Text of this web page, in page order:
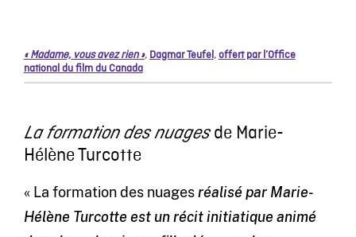
« Madame, vous avez rien », Dagmar Teufel,offert par l’Office
national du film du Canada
La formation des nuagesde Marie-
Hélène Turcotte
« La formation des nuagesréalisé par Marie-
Hélène Turcotte est un récit initiatique animé